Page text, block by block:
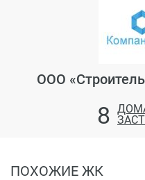
ООО
8
ПОХОЖИЕ ЖК